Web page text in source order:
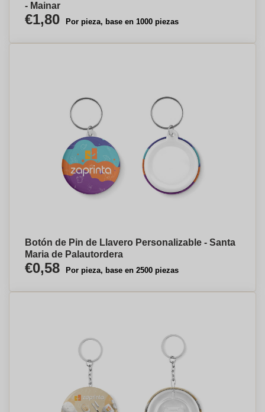
- Mainar
€1,80 Por pieza, base en 1000 piezas
Botón de Pin de Llavero Personalizable - Santa
Maria de Palautordera
€0,58 Por pieza, base en 2500 piezas